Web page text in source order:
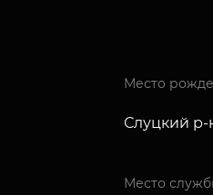
Место
Слуцкий р-
Место